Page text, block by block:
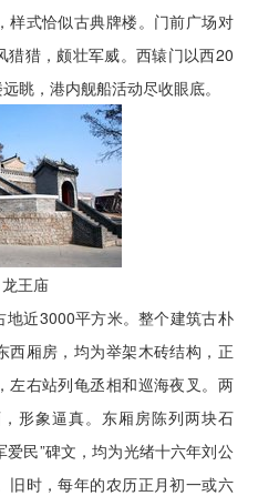
样式恰似古典牌楼。门前广场对
猎，颇壮军威。西辕门以西20
眺，港内舰船活动尽收眼底。
龙王庙
近3000平方米。整个建筑古朴
西厢房，均为举架木砖结构，正
左右站列龟丞相和巡海夜叉。两
形象逼真。东厢房陈列两块石
爱民”碑文，均为光绪十六年刘公
旧时，每年的农历正月初一或六